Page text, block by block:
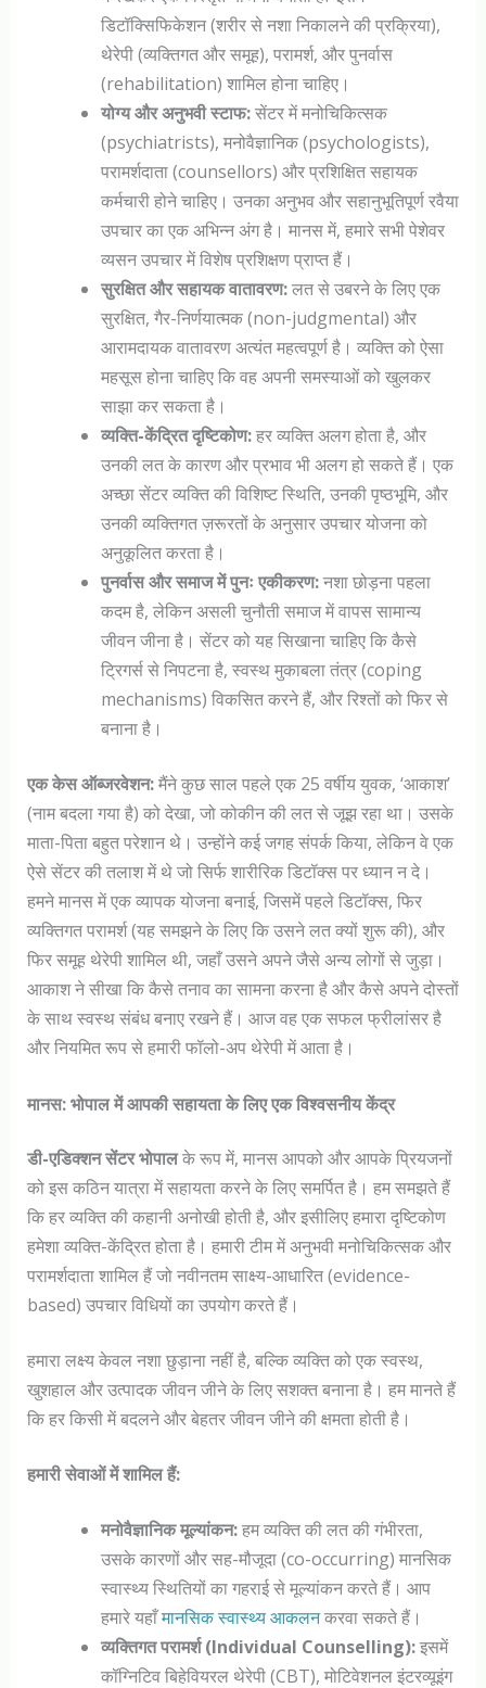
डिटॉक्सिफिकेशन (शरीर से नशा निकालने की प्रक्रिया),
थेरेपी (व्यक्तिगत और समूह), परामर्श, और पुनर्वास
(rehabilitation) शामिल होना चाहिए।
योग्य और अनुभवी स्टाफ:सेंटर में मनोचिकित्सक
(psychiatrists), मनोवैज्ञानिक (psychologists),
परामर्शदाता (counsellors) और प्रशिक्षित सहायक
कर्मचारी होने चाहिए। उनका अनुभव और सहानुभूतिपूर्ण रवैया
उपचार का एक अभिन्न अंग है। मानस में, हमारे सभी पेशेवर
व्यसन उपचार में विशेष प्रशिक्षण प्राप्त हैं।
सुरक्षित और सहायक वातावरण:लत से उबरने के लिए एक
सुरक्षित, गैर-निर्णयात्मक (non-judgmental) और
आरामदायक वातावरण अत्यंत महत्वपूर्ण है। व्यक्ति को ऐसा
महसूस होना चाहिए कि वह अपनी समस्याओं को खुलकर
साझा कर सकता है।
व्यक्ति-केंद्रित दृष्टिकोण:हर व्यक्ति अलग होता है, और
उनकी लत के कारण और प्रभाव भी अलग हो सकते हैं। एक
अच्छा सेंटर व्यक्ति की विशिष्ट स्थिति, उनकी पृष्ठभूमि, और
उनकी व्यक्तिगत ज़रूरतों के अनुसार उपचार योजना को
अनुकूलित करता है।
पुनर्वास और समाज में पुनः एकीकरण:नशा छोड़ना पहला
कदम है, लेकिन असली चुनौती समाज में वापस सामान्य
जीवन जीना है। सेंटर को यह सिखाना चाहिए कि कैसे
ट्रिगर्स से निपटना है, स्वस्थ मुकाबला तंत्र (coping
mechanisms) विकसित करने हैं, और रिश्तों को फिर से
बनाना है।
एक केस ऑब्जरवेशन:मैंने कुछ साल पहले एक 25 वर्षीय युवक, ‘आकाश’
(नाम बदला गया है) को देखा, जो कोकीन की लत से जूझ रहा था। उसके
माता-पिता बहुत परेशान थे। उन्होंने कई जगह संपर्क किया, लेकिन वे एक
ऐसे सेंटर की तलाश में थे जो सिर्फ शारीरिक डिटॉक्स पर ध्यान न दे।
हमने मानस में एक व्यापक योजना बनाई, जिसमें पहले डिटॉक्स, फिर
व्यक्तिगत परामर्श (यह समझने के लिए कि उसने लत क्यों शुरू की), और
फिर समूह थेरेपी शामिल थी, जहाँ उसने अपने जैसे अन्य लोगों से जुड़ा।
आकाश ने सीखा कि कैसे तनाव का सामना करना है और कैसे अपने दोस्तों
के साथ स्वस्थ संबंध बनाए रखने हैं। आज वह एक सफल फ्रीलांसर है
और नियमित रूप से हमारी फॉलो-अप थेरेपी में आता है।
मानस: भोपाल में आपकी सहायता के लिए एक विश्वसनीय केंद्र
डी-एडिक्शन सेंटर भोपालके रूप में, मानस आपको और आपके प्रियजनों
को इस कठिन यात्रा में सहायता करने के लिए समर्पित है। हम समझते हैं
कि हर व्यक्ति की कहानी अनोखी होती है, और इसीलिए हमारा दृष्टिकोण
हमेशा व्यक्ति-केंद्रित होता है। हमारी टीम में अनुभवी मनोचिकित्सक और
परामर्शदाता शामिल हैं जो नवीनतम साक्ष्य-आधारित (evidence-
based) उपचार विधियों का उपयोग करते हैं।
हमारा लक्ष्य केवल नशा छुड़ाना नहीं है, बल्कि व्यक्ति को एक स्वस्थ,
खुशहाल और उत्पादक जीवन जीने के लिए सशक्त बनाना है। हम मानते हैं
कि हर किसी में बदलने और बेहतर जीवन जीने की क्षमता होती है।
हमारी सेवाओं में शामिल हैं:
मनोवैज्ञानिक मूल्यांकन:हम व्यक्ति की लत की गंभीरता,
उसके कारणों और सह-मौजूदा (co-occurring) मानसिक
स्वास्थ्य स्थितियों का गहराई से मूल्यांकन करते हैं। आप
हमारे यहाँमानसिक स्वास्थ्य आकलनकरवा सकते हैं।
व्यक्तिगत परामर्श (Individual Counselling):इसमें
कॉग्निटिव बिहेवियरल थेरेपी (CBT), मोटिवेशनल इंटरव्यूइंग